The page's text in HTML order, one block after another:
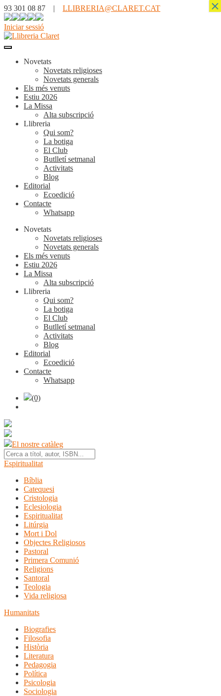
93 301 08 87 | LLIBRERIA@CLARET.CAT
Iniciar sessió
Novetats
Novetats religioses
Novetats generals
Els més venuts
Estiu 2026
La Missa
Alta subscripció
Llibreria
Qui som?
La botiga
El Club
Butlletí setmanal
Activitats
Blog
Editorial
Ecoedició
Contacte
Whatsapp
Novetats
Novetats religioses
Novetats generals
Els més venuts
Estiu 2026
La Missa
Alta subscripció
Llibreria
Qui som?
La botiga
El Club
Butlletí setmanal
Activitats
Blog
Editorial
Ecoedició
Contacte
Whatsapp
(0)
El nostre catàleg
Espiritualitat
Bíblia
Catequesi
Cristologia
Eclesiologia
Espiritualitat
Litúrgia
Mort i Dol
Objectes Religiosos
Pastoral
Primera Comunió
Religions
Santoral
Teologia
Vida religiosa
Humanitats
Biografies
Filosofia
Història
Literatura
Pedagogia
Política
Psicologia
Sociologia
×